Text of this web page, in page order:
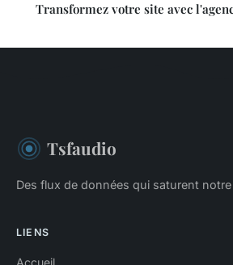
Transformez votre site avec
Tsfaudio
Des flux de données qui saturent
LIENS